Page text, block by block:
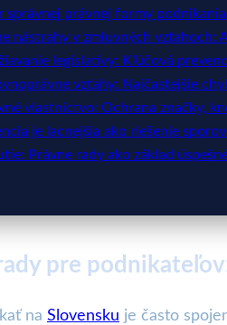
správnej právnej formy
nástrahy v zmluvných vzťahoch:
legislatívy: Kľúčová
vzťahy: Najčastejšie
vlastníctvo: Ochrana značky,
je lacnejšia ako riešenie
Právne rady ako základ
pre
na Slovensku je často